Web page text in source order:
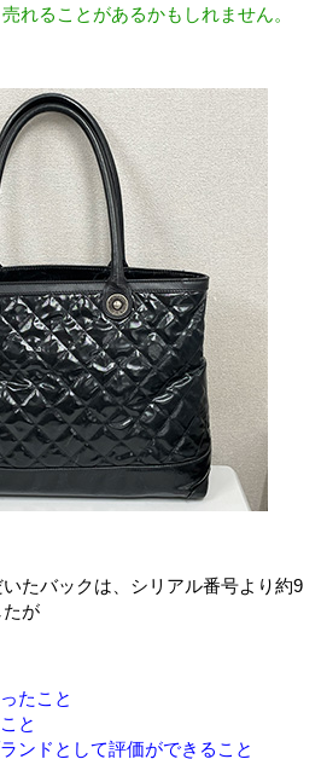
れることがあるかもしれません。
たバックは、シリアル番号より約9
が
たこと
と
ンドとして評価ができること